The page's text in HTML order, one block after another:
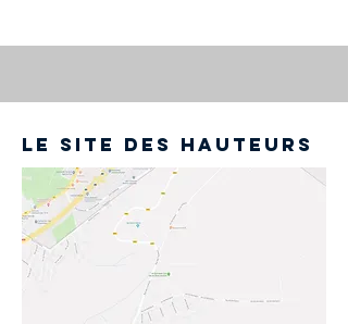
le site des hauteurs